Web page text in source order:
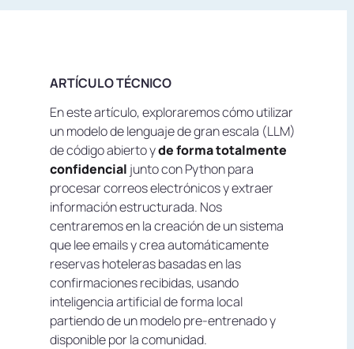
ARTÍCULO TÉCNICO
En este artículo, exploraremos cómo utilizar
un modelo de lenguaje de gran escala (LLM)
de código abierto yde forma totalmente
confidencial junto con Python para
procesar correos electrónicos y extraer
información estructurada. Nos
centraremos en la creación de un sistema
que lee emails y crea automáticamente
reservas hoteleras basadas en las
confirmaciones recibidas, usando
inteligencia artificial de forma local
partiendo de un modelo pre-entrenado y
disponible por la comunidad.